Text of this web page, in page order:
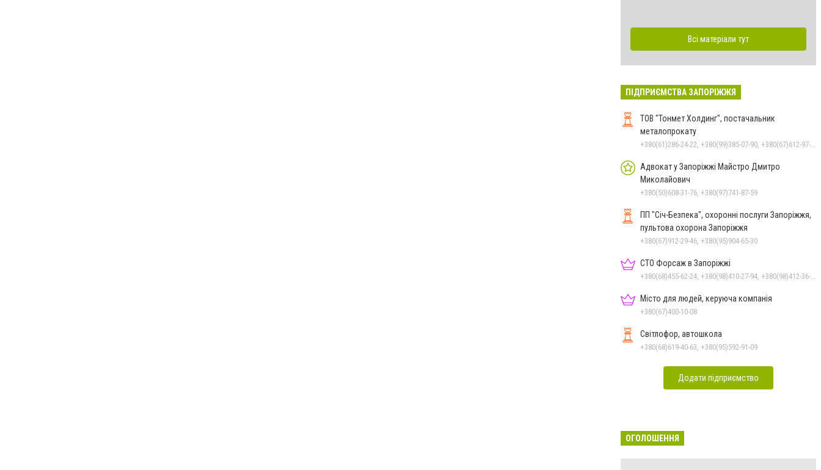
Всі матеріали тут
ПІДПРИЄМСТВА ЗАПОРІЖЖЯ
ТОВ "Тонмет Холдинг", постачальник
металопрокату
Адвокат у Запоріжжі Майстро Дмитро
Миколайович
+380(50)608-31-76, +380(97)741-87-59
ПП "Січ-Безпека", охоронні послуги Запоріжжя,
пультова охорона Запоріжжя
+380(67)912-29-46, +380(95)904-65-30
СТО Форсаж в Запоріжжі
Місто для людей, керуюча компанія
+380(67)400-10-08
Світлофор, автошкола
+380(68)619-40-63, +380(95)592-91-09
Додати підприємство
ОГОЛОШЕННЯ